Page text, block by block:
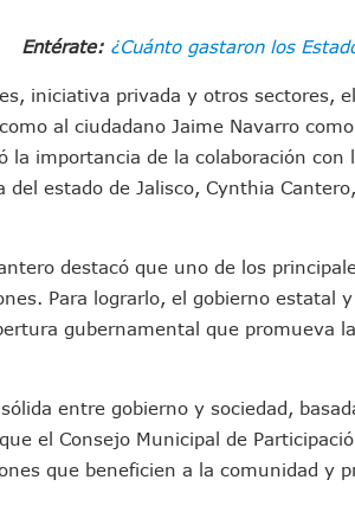
Colmenares Tovar Eleva A 4 Cuerpos
Vallarta La Premiación Nacional De La Liga
A Cientos De Familias En Las Paseadas
Por Cocodrilos Mantienen Restricciones En
Abandono Y Comienza Una Nueva Vida Con
20 Nuevos Camiones Al Corredor Bahía De
Elevó Percepción De Inseguridad En
Incluye Reúne A Emprendedores Locales En
Taller En Puerto Vallarta
Entérate: ¿Cuánto gastaron los
iniciativa privada y otros sectores,
al ciudadano Jaime Navarro
la importancia de la colaboración con
del estado de Jalisco, Cynthia
destacó que uno de los
Para lograrlo, el gobierno estatal
gubernamental que promueva
entre gobierno y sociedad,
el Consejo Municipal de
que beneficien a la comunidad y